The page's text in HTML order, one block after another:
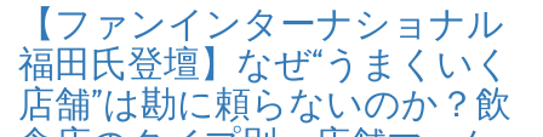
【ファンインターナショナル
福田氏登壇】なぜ“うまくいく
店舗”は勘に頼らないのか？飲